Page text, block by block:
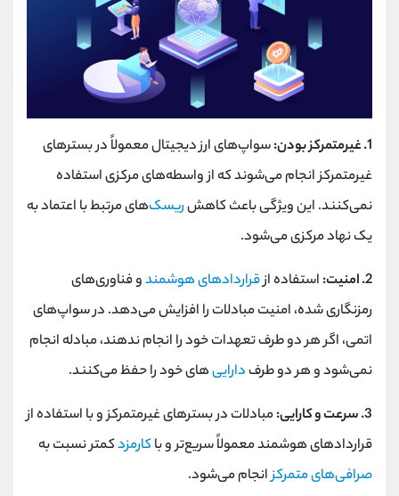
1. غیرمتمرکز بودن:
سواپ‌های ارز دیجیتال معمولاً در بسترهای
غیرمتمرکز انجام می‌شوند که از واسطه‌های مرکزی استفاده
نمی‌کنند. این ویژگی باعث کاهشریسک‌های مرتبط با اعتماد به
یک نهاد مرکزی می‌شود.
2. امنیت:
استفاده ازقراردادهای هوشمندو فناوری‌های
رمزنگاری شده، امنیت مبادلات را افزایش می‌دهد. در سواپ‌های
اتمی، اگر هر دو طرف تعهدات خود را انجام ندهند، مبادله انجام
نمی‌شود و هر دو طرفدارایی‌های خود را حفظ می‌کنند.
3. سرعت و کارایی:
مبادلات در بسترهای غیرمتمرکز و با استفاده از
قراردادهای هوشمند معمولاً سریع‌تر و باکارمزدکمتر نسبت به
صرافی‌های متمرکزانجام می‌شود.